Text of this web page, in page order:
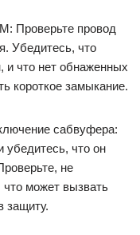
Проверьте провод
Убедитесь, что
и что нет обнаженных
короткое замыкание.
сабвуфера:
убедитесь, что он
не
может вызвать
защиту.